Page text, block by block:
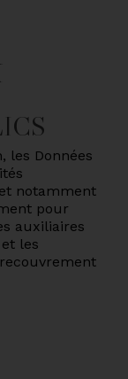
les Données
notamment
pour
auxiliaires
les